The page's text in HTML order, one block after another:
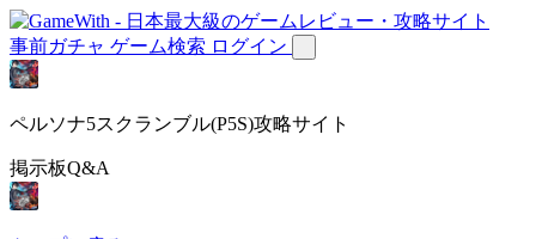
事前ガチャ ゲーム検索 ログイン
ペルソナ5スクランブル(P5S)攻略サイト
掲示板Q&A